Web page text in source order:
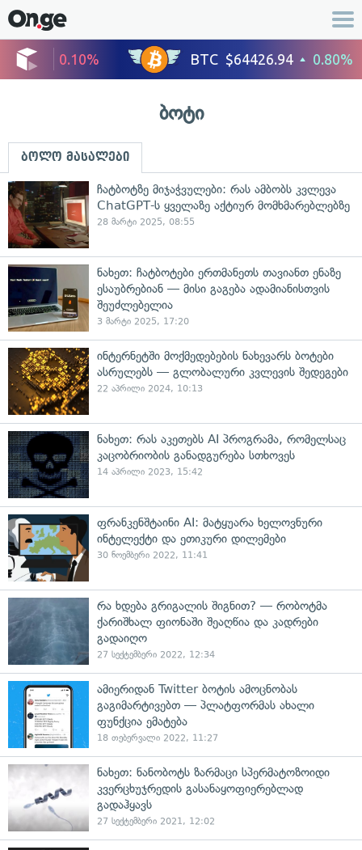
ბოტი
ბოლო მასალები
ჩატბოტზე მიჯაჭვულები: რას ამბობს კვლევა
ChatGPT-ს ყველაზე აქტიურ მომხმარებლებზე
28 მარტი 2025, 08:55
ნახეთ: ჩატბოტები ერთმანეთს თავიანთ ენაზე
ესაუბრებიან — მისი გაგება ადამიანისთვის
შეუძლებელია
3 მარტი 2025, 17:20
ინტერნეტში მოქმედებების ნახევარს ბოტები
ასრულებს — გლობალური კვლევის შედეგები
22 აპრილი 2024, 10:13
ნახეთ: რას აკეთებს AI პროგრამა, რომელსაც
კაცობრიობის განადგურება სთხოვეს
14 აპრილი 2023, 15:42
ფრანკენშტაინი AI: მატყუარა ხელოვნური
ინტელექტი და ეთიკური დილემები
30 ნოემბერი 2022, 11:41
რა ხდება გრიგალის შიგნით? — რობოტმა
ქარიშხალ ფიონაში შეაღწია და კადრები
გადაიღო
27 სექტემბერი 2022, 12:34
ამიერიდან Twitter ბოტის ამოცნობას
გაგიმარტივებთ — პლატფორმას ახალი
ფუნქცია ემატება
18 თებერვალი 2022, 11:27
ნახეთ: ნანობოტს ზარმაცი სპერმატოზოიდი
კვერცხუჯრედის გასანაყოფიერებლად
გადაჰყავს
27 სექტემბერი 2021, 12:02